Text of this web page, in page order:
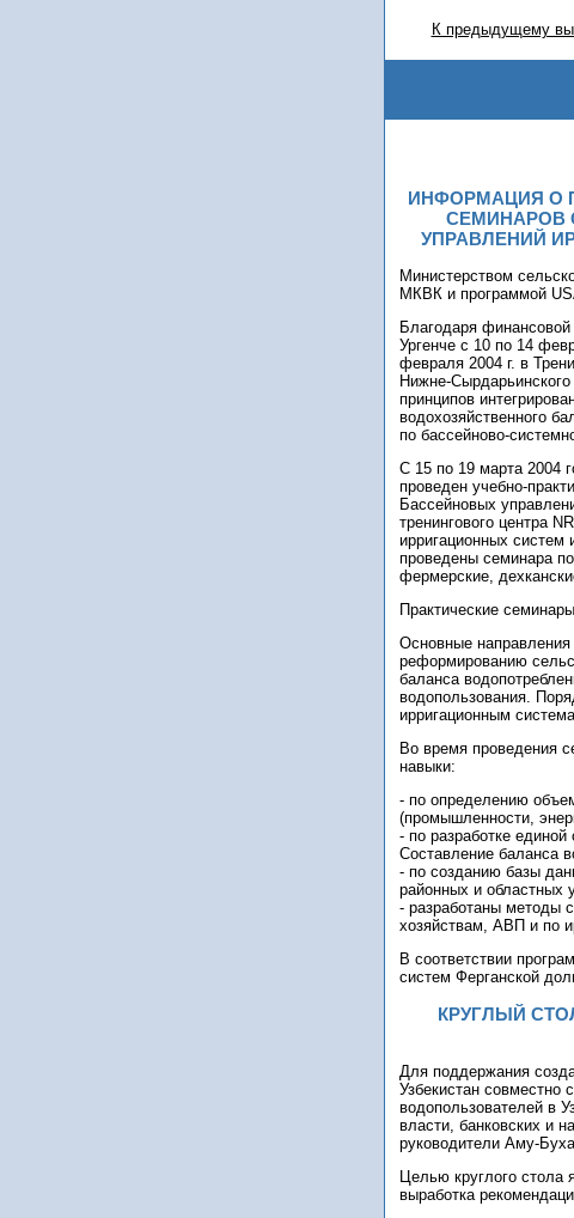
К предыдущему
ИНФОРМАЦИЯ О
СЕМИНАРОВ
УПРАВЛЕНИЙ
Министерством
МКВК и программой
Благодаря
Ургенче с 10 по 14
февраля 2004 г. в
Нижне-
принципов
водохозяйственного
по бассейново-
С 15 по 19 марта 2004
проведен учебно-
Бассейновых
тренингового центра
ирригационных
проведены семинара
фермерские,
Практические
Основные направления
реформированию
баланса
водопользования.
ирригационным
Во время проведения
навыки:
- по определению
(промышленности,
- по разработке
Составление баланса
- по созданию базы
районных и областных
- разработаны методы
хозяйствам, АВП и по
В соответствии
систем Ферганской
КРУГЛЫЙ
Для поддержания
Узбекистан совместно
водопользователей в
власти, банковских и
руководители Аму-
Целью круглого стола
выработка